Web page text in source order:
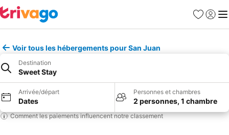
Favoris
Se
Voir tous les hébergements pour San Juan
Destination
Sweet Stay
Arrivée/départ
Dates
Personnes et chambres
2 personnes, 1 chambre
Comment les paiements influencent notre classement